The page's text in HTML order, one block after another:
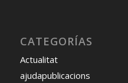
CATEGORÍAS
Actualitat
ajudapublicacions